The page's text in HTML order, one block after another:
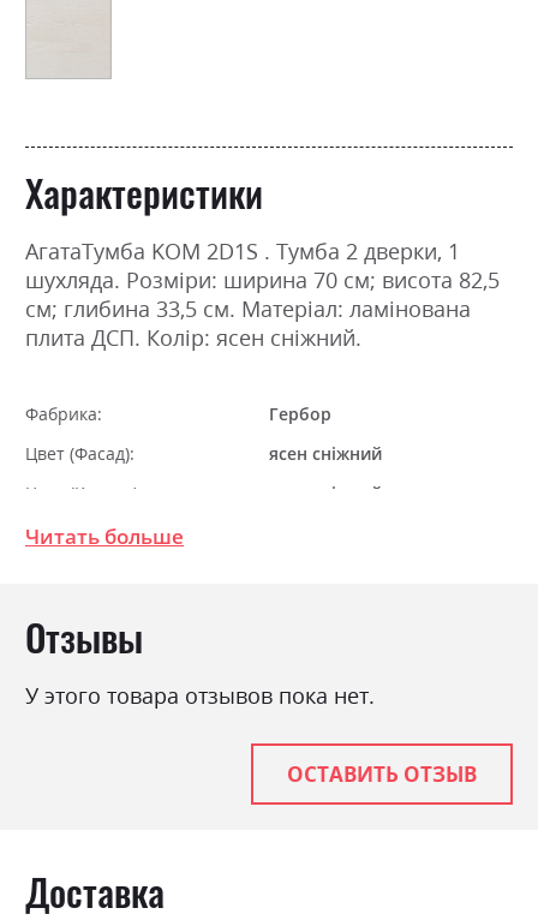
Характеристики
АгатаТумба KOM 2D1S . Тумба 2 дверки, 1
шухляда. Розміри: ширина 70 см; висота 82,5
см; глибина 33,5 см. Матеріал: ламінована
плита ДСП. Колір: ясен сніжний.
Фабрика:
Гербор
Цвет (Фасад):
ясен сніжний
Цвет (Корпус):
ясен сніжний
Цвет материала
Читать больше
Отзывы
У этого товара отзывов пока нет.
ОСТАВИТЬ ОТЗЫВ
Доставка